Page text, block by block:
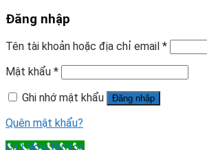
Đăng nhập
Tên tài khoản hoặc địa chỉ email *
Mật khẩu *
Ghi nhớ mật khẩu
Đăng nhập
Quên mật khẩu?
Call Now Button